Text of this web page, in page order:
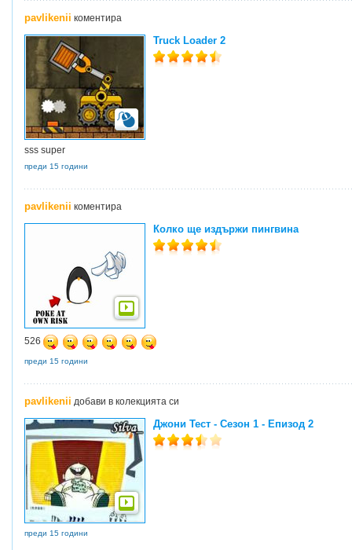
pavlikenii коментира
Truck Loader 2
sss super
преди 15 години
pavlikenii коментира
Колко ще издържи пингвина
526
преди 15 години
pavlikenii добави в колекцията си
Джони Тест - Сезон 1 - Епизод 2
преди 15 години